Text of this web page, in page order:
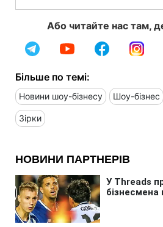
Або читайте нас там,
Більше по темі:
Новини шоу-бізнесу Шоу-бізнес
Зірки